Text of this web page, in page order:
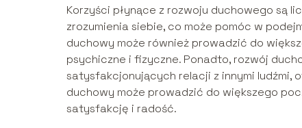
Korzyści płynące z rozwoju duchowego są
zrozumienia siebie, co może pomóc w
duchowy może również prowadzić do
psychiczne i fizyczne. Ponadto, rozwój
satysfakcjonujących relacji z innymi ludźmi,
duchowy może prowadzić do większego
satysfakcję i radość.